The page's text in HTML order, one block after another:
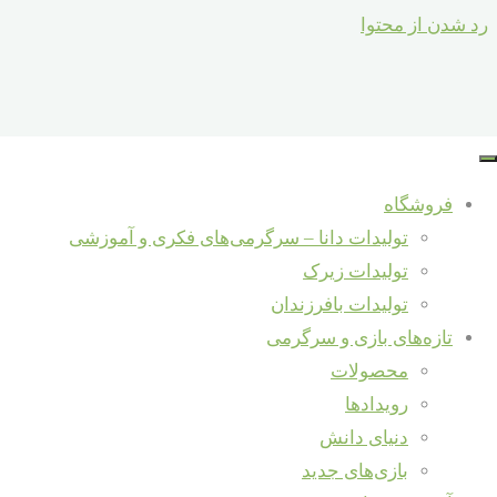
رد شدن از محتوا
فروشگاه
تولیدات دانا – سرگرمی‌های فکری و آموزشی
تولیدات زیرک
تولیدات بافرزندان
تازه‌های بازی و سرگرمی
محصولات
رویدادها
دنیای دانش
بازی‌های جدید